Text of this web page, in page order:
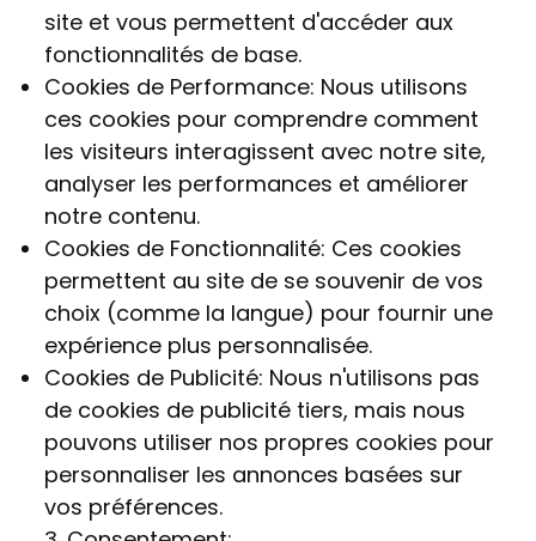
site et vous permettent d'accéder aux
fonctionnalités de base.
Cookies de Performance: Nous utilisons
ces cookies pour comprendre comment
les visiteurs interagissent avec notre site,
analyser les performances et améliorer
notre contenu.
Cookies de Fonctionnalité: Ces cookies
permettent au site de se souvenir de vos
choix (comme la langue) pour fournir une
expérience plus personnalisée.
Cookies de Publicité: Nous n'utilisons pas
de cookies de publicité tiers, mais nous
pouvons utiliser nos propres cookies pour
personnaliser les annonces basées sur
vos préférences.